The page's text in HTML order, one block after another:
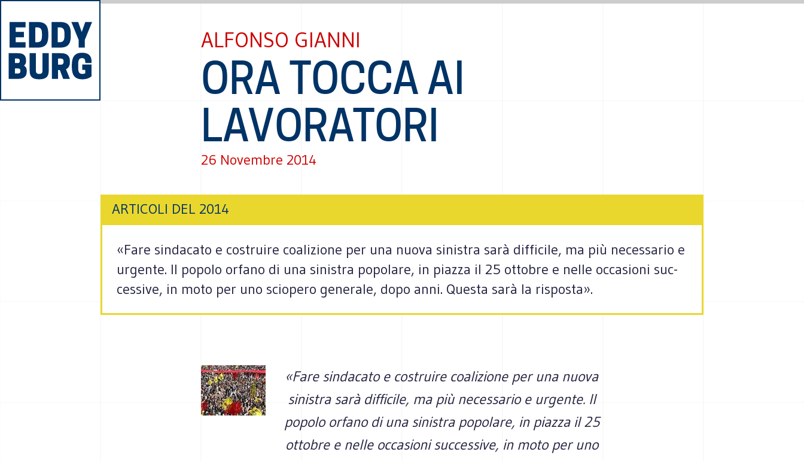
ALFONSO GIANNI
ORA TOCCA AI
LAVORATORI
26 Novembre 2014
ARTICOLI DEL 2014
«Fare sin­da­cato e costruire coa­li­zione per una nuova sini­stra sarà dif­fi­cile, ma più neces­sa­rio e
urgente. Il popolo orfano di una sini­stra popo­lare, in piazza il 25 otto­bre e nelle occa­sioni suc­
ces­sive, in moto per uno scio­pero gene­rale, dopo anni. Que­sta sarà la risposta».
«Fare sin­da­cato e costruire coa­li­zione per una nuova
sini­stra sarà dif­fi­cile, ma più neces­sa­rio e urgente. Il
popolo orfano di una sini­stra popo­lare, in piazza il 25
otto­bre e nelle occa­sioni suc­ces­sive, in moto per uno